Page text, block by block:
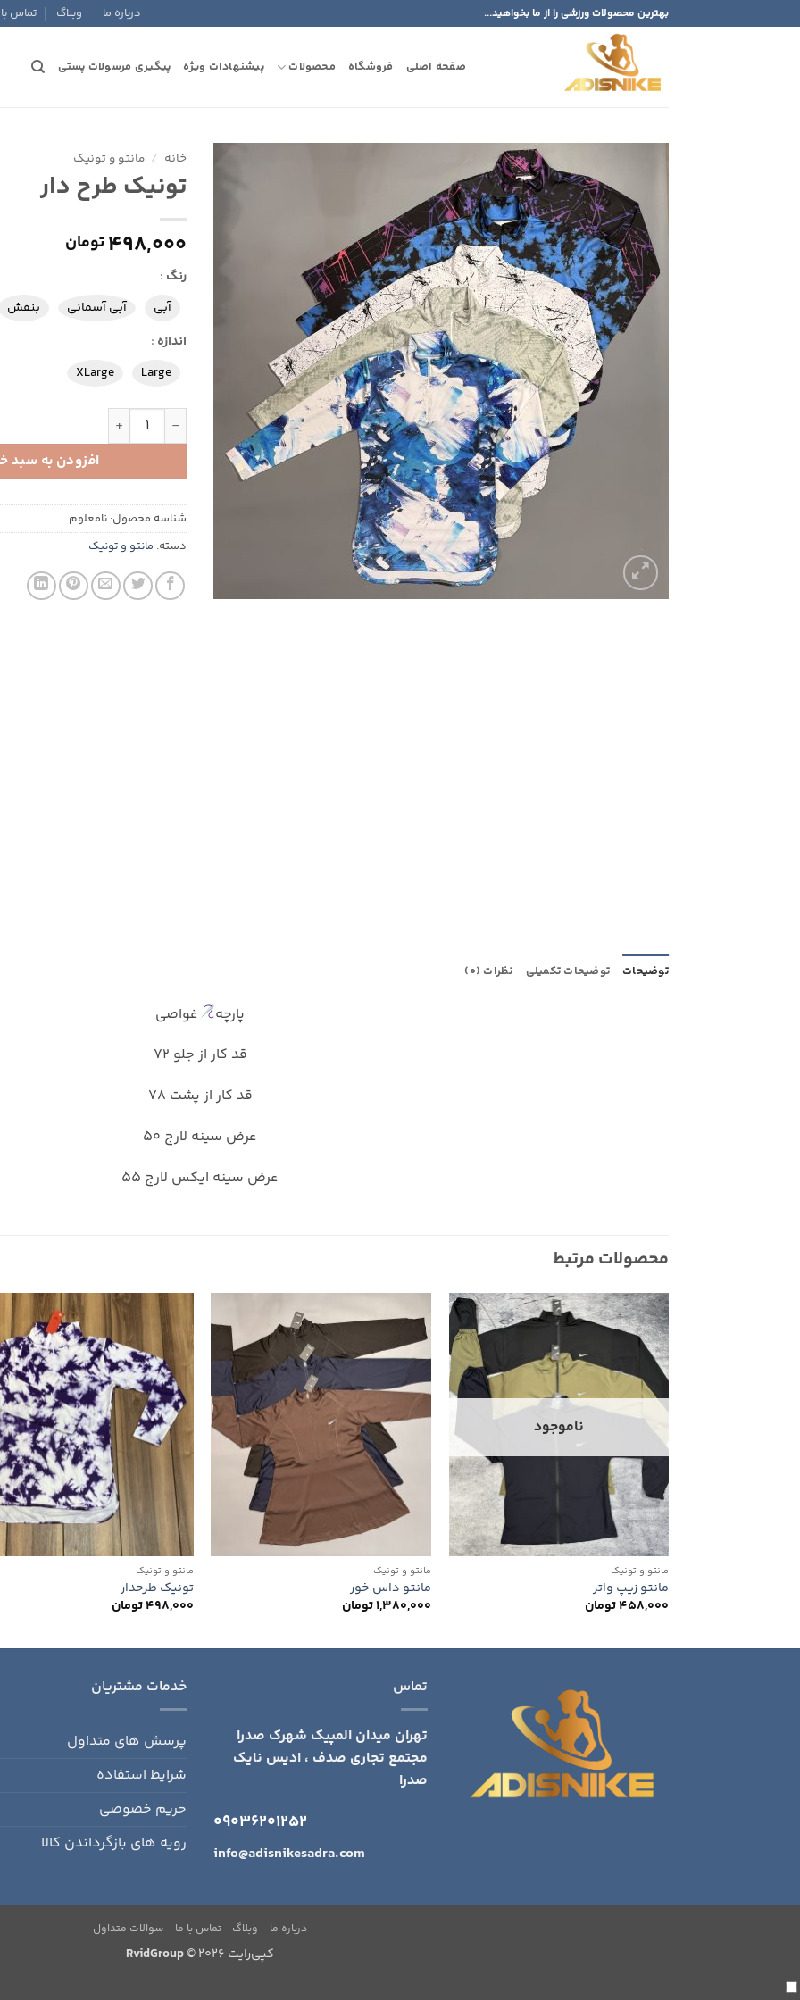
to
بهترین محصولات ورزشی را از ما بخواهید... درباره ما وبلاگ تماس با
صفحه اصلی فروشگاه محصولات پیشنهادات ویژه پیگیری مرسولات پستی
خانه / مانتو و تونیک
تونیک طرح دار
498,000تومان
رنگ :
آبی
آبی آسمانی بنفش
اندازه :
Large
XLarge
تونیک طرح دار عدد
افزودن به سبد
شناسه محصول: نامعلوم
دسته: مانتو و تونیک
توضیحات توضیحات تکمیلی نظرات (0)
پارچه
غواصی
قد کار از جلو ۷۲
قد کار از پشت ۷۸
عرض سینه لارج ۵۰
عرض سینه ایکس لارج ۵۵
محصولات مرتبط
افزودن
به
علاقه
مندی
ها
ناموجود
مانتو و تونیک
مانتو زیپ واتر
458,000تومان
افزودن
به
علاقه
مندی
ها
مانتو و تونیک
مانتو داس خور
1,380,000تومان
مانتو و تونیک
تونیک طرحدار
498,000تومان
تماس
تهران میدان المپیک شهرک صدرا
مجتمع تجاری صدف ، ادیس نایک
صدرا
09036201252
info@adisnikesadra.com
خدمات مشتریان
پرسش های متداول
شرایط استفاده
حریم خصوصی
رویه های بازگرداندن کالا
درباره ما وبلاگ تماس با ما سوالات متداول
کپی‌رایت 2026 © RvidGroup